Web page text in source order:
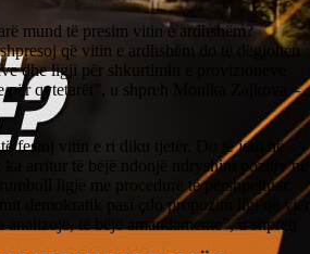
mund të presim vitin e ardhshëm?
që vitin e ardhshëm do të dëgjohen
dhe ligji për shkurtimin e provizioneve
për qytetarët”, u shpreh Monika Zajkova –
festoj vitin e ri diku tjetër. Do të jem në
arritur të bëjë ndonjë ndryshim pozitiv në
ligje me procedurë të përshpejtuar.
demokratik pasi çdo propozim ligj që vjen,
të bëjë amandamente”, u shpreh